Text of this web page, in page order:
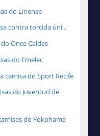
do Linense
contra torcida úni...
Once Caldas
do Emelec
camisa do Sport Recife
do Juventud de
do Yokohama